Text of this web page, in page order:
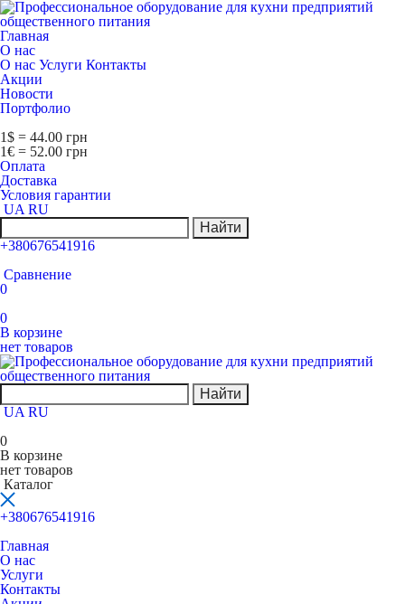
Главная
О нас
О нас Услуги Контакты
Акции
Новости
Портфолио
1$ = 44.00 грн
1€ = 52.00 грн
Оплата
Доставка
Условия гарантии
UA RU
Найти
+380676541916
Сравнение
0
0
В корзине
нет товаров
Найти
UA RU
0
В корзине
нет товаров
Каталог
+380676541916
Главная
О нас
Услуги
Контакты